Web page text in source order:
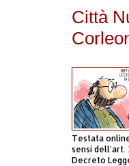
Città
Testata
sensi dell'art.
Decreto